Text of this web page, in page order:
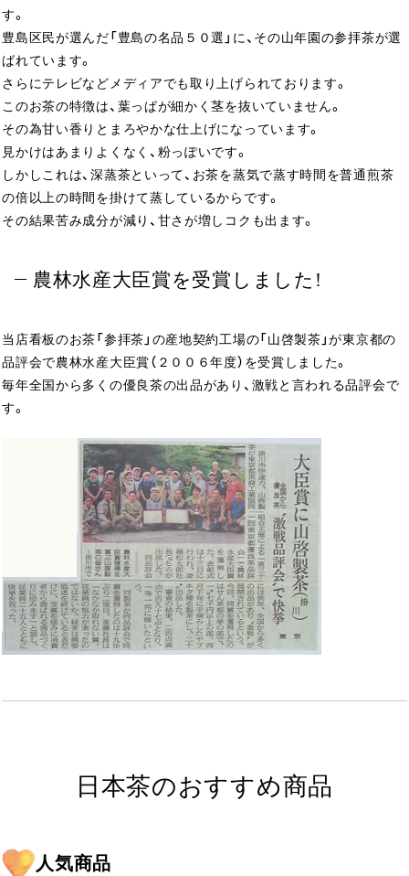
す。
豊島区民が選んだ「豊島の名品５０選」に、その山年園の参拝茶が選
ばれています。
さらにテレビなどメディアでも取り上げられております。
このお茶の特徴は、葉っぱが細かく茎を抜いていません。
その為甘い香りとまろやかな仕上げになっています。
見かけはあまりよくなく、粉っぽいです。
しかしこれは、深蒸茶といって、お茶を蒸気で蒸す時間を普通煎茶
の倍以上の時間を掛けて蒸しているからです。
その結果苦み成分が減り、甘さが増しコクも出ます。
農林水産大臣賞を受賞しました!
当店看板のお茶「参拝茶」の産地契約工場の「山啓製茶」が東京都の
品評会で農林水産大臣賞（２００６年度）を受賞しました。
毎年全国から多くの優良茶の出品があり、激戦と言われる品評会で
す。
日本茶のおすすめ商品
人気商品